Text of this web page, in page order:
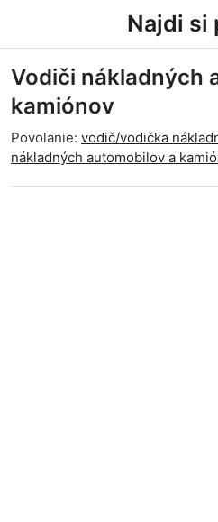
Najdi si
Vodiči nákladných
kamiónov
Povolanie: vodič/vodička
nákladných automobilov a